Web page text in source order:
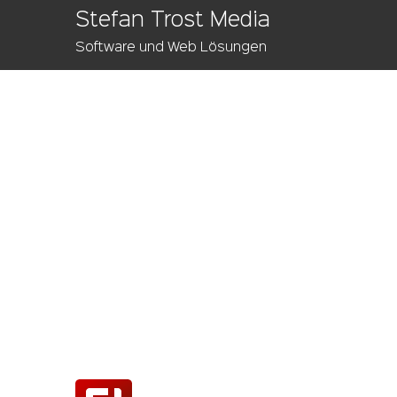
Stefan Trost Media
Software und Web Lösungen